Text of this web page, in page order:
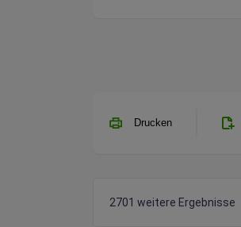
Drucken
2701 weitere Ergebnisse